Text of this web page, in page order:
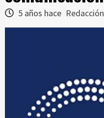
5 años hace Redacción